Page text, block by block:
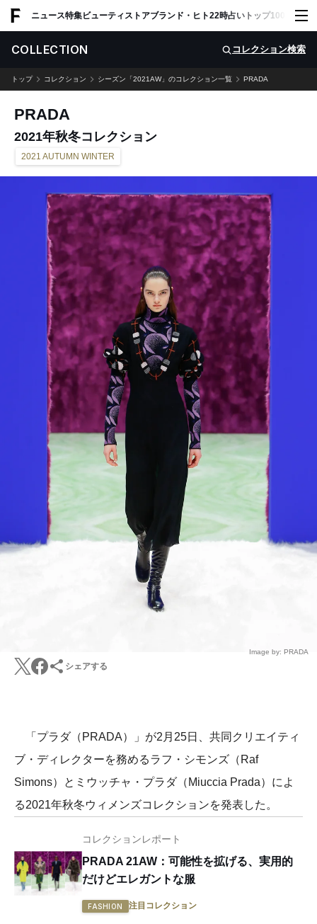
ニュース特集ビューティ ストアブランド・ヒト22時占い トップ100 スナッ
COLLECTION コレクション検索
トップ コレクション シーズン「2021AW」のコレクション一覧 PRADA
PRADA
2021年秋冬コレクション
2021 AUTUMN WINTER
Image by: PRADA
シェアする
「プラダ（PRADA）」が2月25日、共同クリエイティ
ブ・ディレクターを務めるラフ・シモンズ（Raf
Simons）とミウッチャ・プラダ（Miuccia Prada）によ
る2021年秋冬ウィメンズコレクションを発表した。
コレクションレポート
PRADA 21AW：可能性を拡げる、実用的
だけどエレガントな服
FASHION 注目コレクション